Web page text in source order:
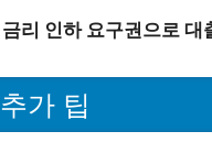
금리 인하 요구권으로
추가 팁